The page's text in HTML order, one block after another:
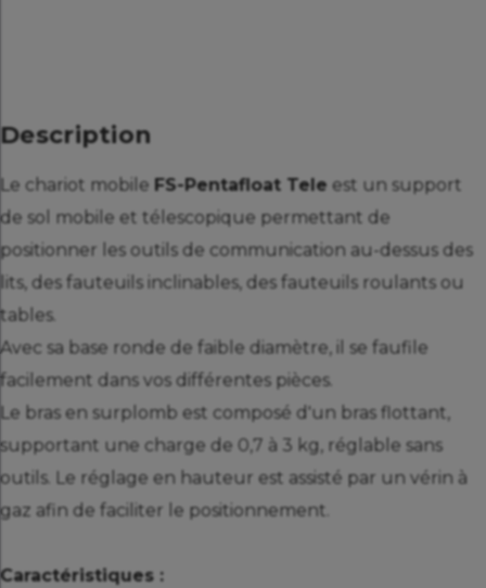
Description
Le chariot mobile FS-Pentafloat Tele est un support
de sol mobile et télescopique permettant de
positionner les outils de communication au-dessus des
lits, des fauteuils inclinables, des fauteuils roulants ou
tables.
Avec sa base ronde de faible diamètre, il se faufile
facilement dans vos différentes pièces.
Le bras en surplomb est composé d'un bras flottant,
supportant une charge de 0,7 à 3 kg, réglable sans
outils. Le réglage en hauteur est assisté par un vérin à
gaz afin de faciliter le positionnement.
Caractéristiques :